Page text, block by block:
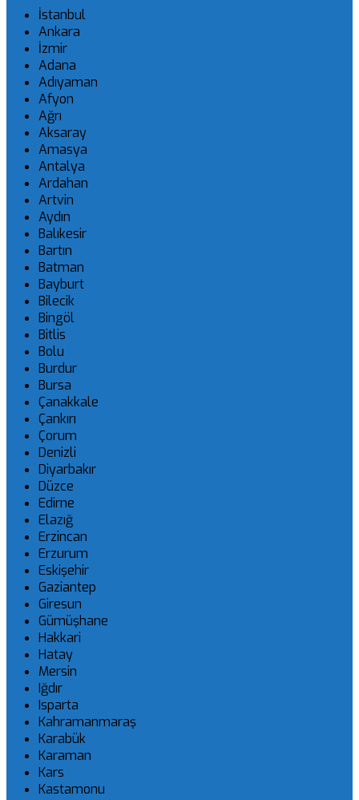
İstanbul
Ankara
İzmir
Adana
Adıyaman
Afyon
Ağrı
Aksaray
Amasya
Antalya
Ardahan
Artvin
Aydın
Balıkesir
Bartın
Batman
Bayburt
Bilecik
Bingöl
Bitlis
Bolu
Burdur
Bursa
Çanakkale
Çankırı
Çorum
Denizli
Diyarbakır
Düzce
Edirne
Elazığ
Erzincan
Erzurum
Eskişehir
Gaziantep
Giresun
Gümüşhane
Hakkari
Hatay
Mersin
Iğdır
Isparta
Kahramanmaraş
Karabük
Karaman
Kars
Kastamonu